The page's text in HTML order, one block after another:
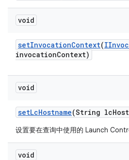
void
setInvocationContext(
invocationContext)
void
setLcHostname(String lc
设置要在查询中使用的 Launch
void